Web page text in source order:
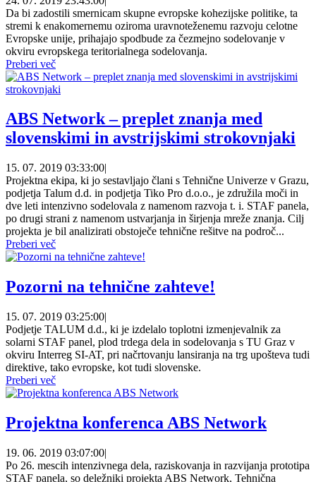
Da bi zadostili smernicam skupne evropske kohezijske politike, ta
stremi k enakomernemu oziroma uravnoteženemu razvoju celotne
Evropske unije, prihajajo spodbude za čezmejno sodelovanje v
okviru evropskega teritorialnega sodelovanja.
Preberi več
ABS Network – preplet znanja med
slovenskimi in avstrijskimi strokovnjaki
15. 07. 2019 03:33:00|
Projektna ekipa, ki jo sestavljajo člani s Tehnične Univerze v Grazu,
podjetja Talum d.d. in podjetja Tiko Pro d.o.o., je združila moči in
dve leti intenzivno sodelovala z namenom razvoja t. i. STAF panela,
po drugi strani z namenom ustvarjanja in širjenja mreže znanja. Cilj
projekta je bil analizirati obstoječe tehnične rešitve na področ...
Preberi več
Pozorni na tehnične zahteve!
15. 07. 2019 03:25:00|
Podjetje TALUM d.d., ki je izdelalo toplotni izmenjevalnik za
solarni STAF panel, plod trdega dela in sodelovanja s TU Graz v
okviru Interreg SI-AT, pri načrtovanju lansiranja na trg upošteva tudi
direktive, tako evropske, kot tudi slovenske.
Preberi več
Projektna konferenca ABS Network
19. 06. 2019 03:07:00|
Po 26. mescih intenzivnega dela, raziskovanja in razvijanja prototipa
STAF panela, so deležniki projekta ABS Network, Tehnična